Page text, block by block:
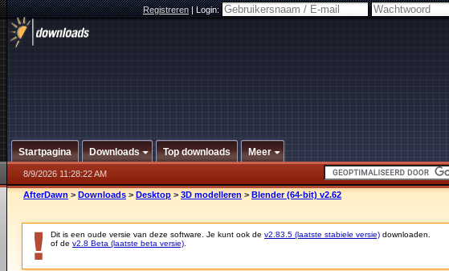
Registreren|Login:
Startpagina Downloads Top downloads Meer
8/9/2026 11:28:22 AM
AfterDawn > Downloads > Desktop > 3D modelleren > Blender (64-bit) v2.62
Dit is een oude versie van deze software. Je kunt ook de v2.83.5 (laatste stabiele versie) downloaden.
of de v2.8 Beta (laatste beta versie)